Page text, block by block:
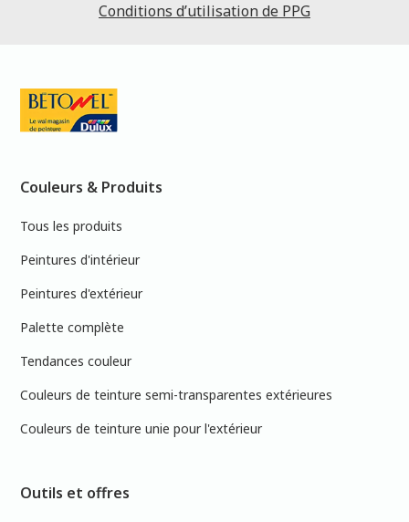
Conditions d’utilisation de PPG
Couleurs & Produits
Tous les produits
Peintures d'intérieur
Peintures d'extérieur
Palette complète
Tendances couleur
Couleurs de teinture semi-transparentes extérieures
Couleurs de teinture unie pour l'extérieur
Outils et offres